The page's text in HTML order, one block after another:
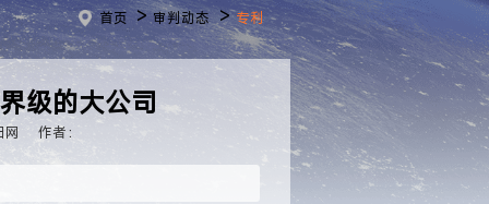
首页 >审判动态 >专利
级的大公司
网 作者：